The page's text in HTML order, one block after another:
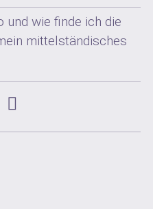
und wie finde ich die
mittelständisches
YouTube